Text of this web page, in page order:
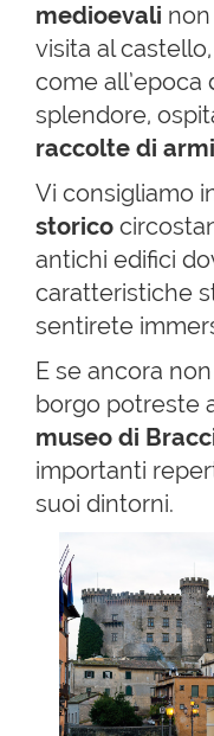
medioevali
visita al
come all’epoca
splendore,
raccolte di
Vi consigliamo
storico
antichi edifici
caratteristiche
sentirete
E se ancora
borgo potreste
museo di
importanti
suoi dintorni.